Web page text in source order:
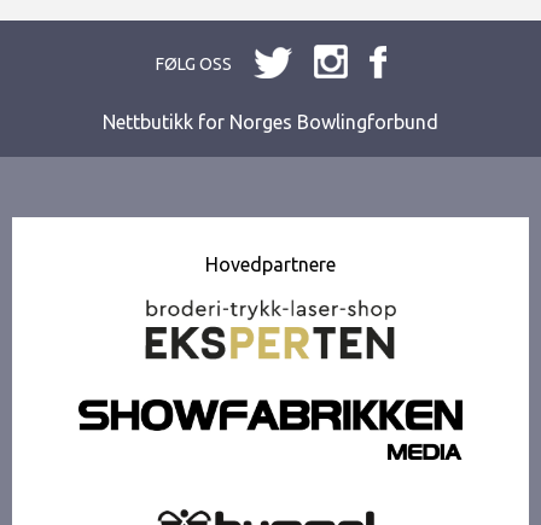
FØLG OSS
Nettbutikk for Norges Bowlingforbund
Hovedpartnere